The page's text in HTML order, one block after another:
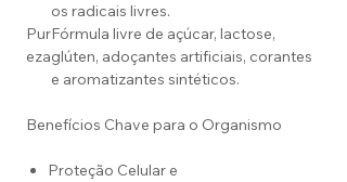
os radicais livres.
Pur
eza
Fórmula livre de açúcar, lactose,
glúten, adoçantes artificiais, corantes
e aromatizantes sintéticos.
Benefícios Chave para o Organismo
Proteção Celular e